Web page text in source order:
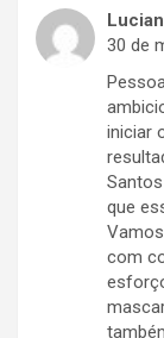
30 de
iniciar
que
com